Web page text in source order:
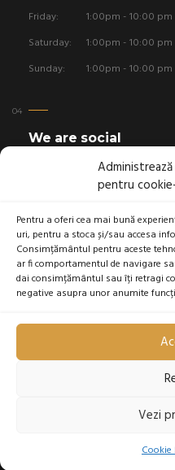
pentru
Pentru a oferi cea mai bună
uri, pentru a stoca și/sau accesa
Consimțământul pentru aceste
ar fi comportamentul de navigare
dai consimțământul sau îți retragi
negative asupra unor anumite
Vezi
Cookie
Friday:
1:00pm - 10:00 pm
Saturday:
1:00pm - 10:00 pm
Sunday:
1:00pm - 10:00 pm
We are social
Linkuri utile
Cookie Policy